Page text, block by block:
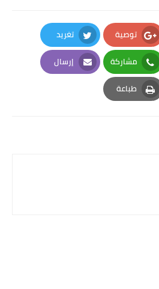
توصية
Google Plus
تغريد
Twitter
مشاركة
Whatsapp
إرسال
Email
طباعة
Print